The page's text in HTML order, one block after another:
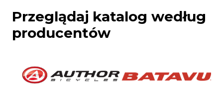
Przeglądaj katalog według
producentów